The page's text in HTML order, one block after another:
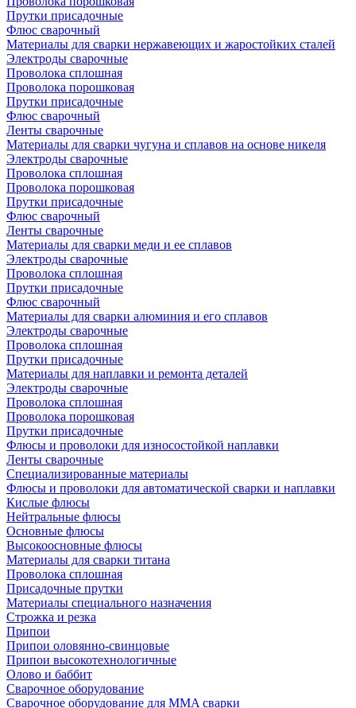
Прутки присадочные
Флюс сварочный
Материалы для сварки нержавеющих и жаростойких сталей
Электроды сварочные
Проволока сплошная
Проволока порошковая
Прутки присадочные
Флюс сварочный
Ленты сварочные
Материалы для сварки чугуна и сплавов на основе никеля
Электроды сварочные
Проволока сплошная
Проволока порошковая
Прутки присадочные
Флюс сварочный
Ленты сварочные
Материалы для сварки меди и ее сплавов
Электроды сварочные
Проволока сплошная
Прутки присадочные
Флюс сварочный
Материалы для сварки алюминия и его сплавов
Электроды сварочные
Проволока сплошная
Прутки присадочные
Материалы для наплавки и ремонта деталей
Электроды сварочные
Проволока сплошная
Проволока порошковая
Прутки присадочные
Флюсы и проволоки для износостойкой наплавки
Ленты сварочные
Специализированные материалы
Флюсы и проволоки для автоматической сварки и наплавки
Кислые флюсы
Нейтральные флюсы
Основные флюсы
Высокоосновные флюсы
Материалы для сварки титана
Проволока сплошная
Присадочные прутки
Материалы специального назначения
Строжка и резка
Припои
Припои оловянно-свинцовые
Припои высокотехнологичные
Олово и баббит
Сварочное оборудование
Сварочное оборудование для MMA сварки